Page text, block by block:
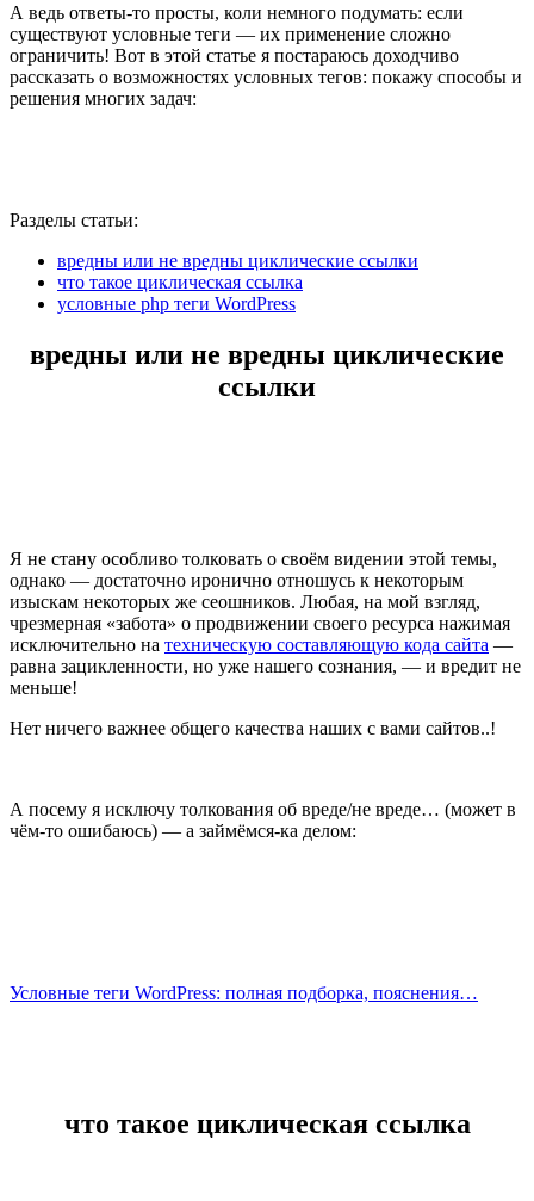
А ведь ответы-то просты, коли немного подумать: если
существуют условные теги — их применение сложно
ограничить! Вот в этой статье я постараюсь доходчиво
рассказать о возможностях условных тегов: покажу способы и
решения многих задач:
Разделы статьи:
вредны или не вредны циклические ссылки
что такое циклическая ссылка
условные php теги WordPress
вредны или не вредны циклические
ссылки
Я не стану особливо толковать о своём видении этой темы,
однако — достаточно иронично отношусь к некоторым
изыскам некоторых же сеошников. Любая, на мой взгляд,
чрезмерная «забота» о продвижении своего ресурса нажимая
исключительно на техническую составляющую кода сайта —
равна зацикленности, но уже нашего сознания, — и вредит не
меньше!
Нет ничего важнее общего качества наших с вами сайтов..!
А посему я исключу толкования об вреде/не вреде… (может в
чём-то ошибаюсь) — а займёмся-ка делом:
Условные теги WordPress: полная подборка, пояснения…
что такое циклическая ссылка